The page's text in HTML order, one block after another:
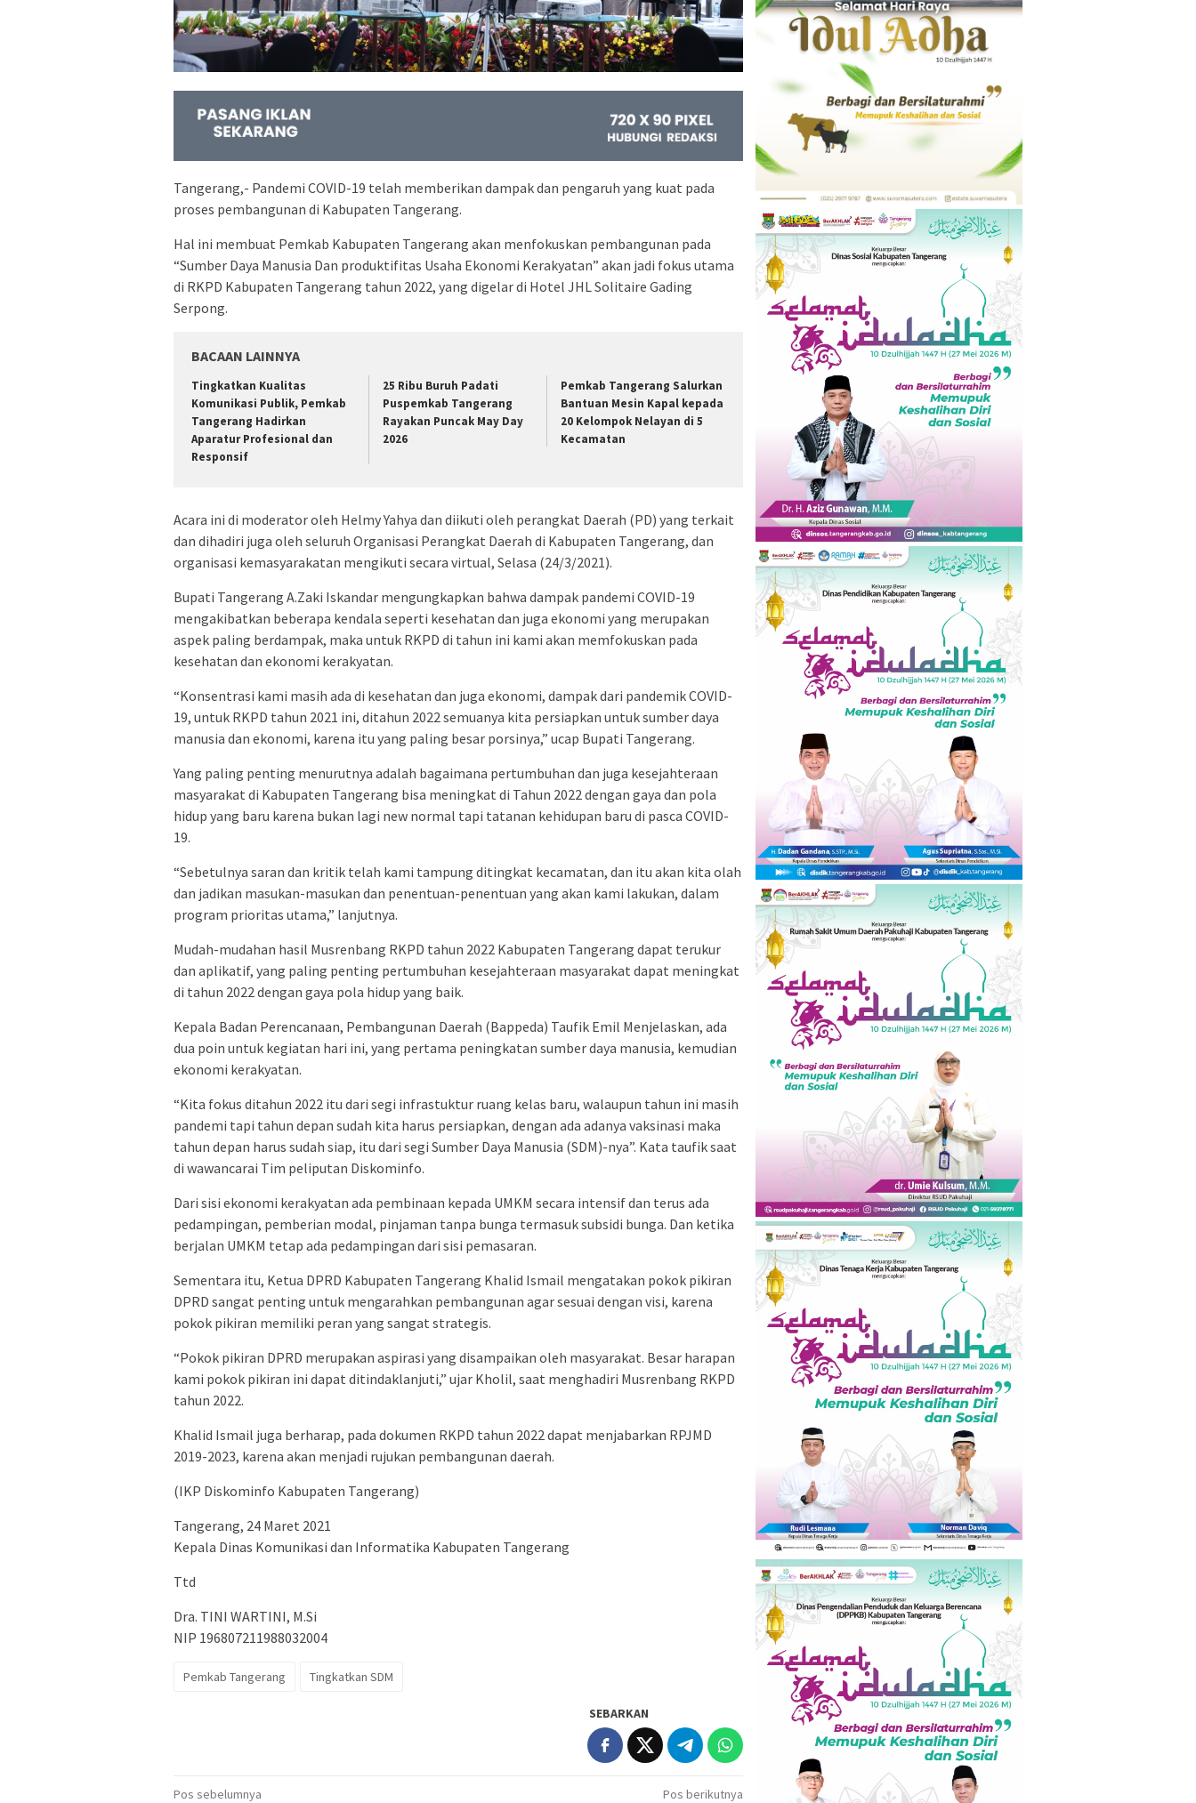
Tangerang,- Pandemi COVID-19 telah memberikan dampak dan pengaruh yang kuat pada
proses pembangunan di Kabupaten Tangerang.
Hal ini membuat Pemkab Kabupaten Tangerang akan menfokuskan pembangunan pada
“Sumber Daya Manusia Dan produktifitas Usaha Ekonomi Kerakyatan” akan jadi fokus utama
di RKPD Kabupaten Tangerang tahun 2022, yang digelar di Hotel JHL Solitaire Gading
Serpong.
BACAAN LAINNYA
Tingkatkan Kualitas
Komunikasi Publik, Pemkab
Tangerang Hadirkan
Aparatur Profesional dan
Responsif
25 Ribu Buruh Padati
Puspemkab Tangerang
Rayakan Puncak May Day
2026
Pemkab Tangerang Salurkan
Bantuan Mesin Kapal kepada
20 Kelompok Nelayan di 5
Kecamatan
Acara ini di moderator oleh Helmy Yahya dan diikuti oleh perangkat Daerah (PD) yang terkait
dan dihadiri juga oleh seluruh Organisasi Perangkat Daerah di Kabupaten Tangerang, dan
organisasi kemasyarakatan mengikuti secara virtual, Selasa (24/3/2021).
Bupati Tangerang A.Zaki Iskandar mengungkapkan bahwa dampak pandemi COVID-19
mengakibatkan beberapa kendala seperti kesehatan dan juga ekonomi yang merupakan
aspek paling berdampak, maka untuk RKPD di tahun ini kami akan memfokuskan pada
kesehatan dan ekonomi kerakyatan.
“Konsentrasi kami masih ada di kesehatan dan juga ekonomi, dampak dari pandemik COVID-
19, untuk RKPD tahun 2021 ini, ditahun 2022 semuanya kita persiapkan untuk sumber daya
manusia dan ekonomi, karena itu yang paling besar porsinya,” ucap Bupati Tangerang.
Yang paling penting menurutnya adalah bagaimana pertumbuhan dan juga kesejahteraan
masyarakat di Kabupaten Tangerang bisa meningkat di Tahun 2022 dengan gaya dan pola
hidup yang baru karena bukan lagi new normal tapi tatanan kehidupan baru di pasca COVID-
19.
“Sebetulnya saran dan kritik telah kami tampung ditingkat kecamatan, dan itu akan kita olah
dan jadikan masukan-masukan dan penentuan-penentuan yang akan kami lakukan, dalam
program prioritas utama,” lanjutnya.
Mudah-mudahan hasil Musrenbang RKPD tahun 2022 Kabupaten Tangerang dapat terukur
dan aplikatif, yang paling penting pertumbuhan kesejahteraan masyarakat dapat meningkat
di tahun 2022 dengan gaya pola hidup yang baik.
Kepala Badan Perencanaan, Pembangunan Daerah (Bappeda) Taufik Emil Menjelaskan, ada
dua poin untuk kegiatan hari ini, yang pertama peningkatan sumber daya manusia, kemudian
ekonomi kerakyatan.
“Kita fokus ditahun 2022 itu dari segi infrastuktur ruang kelas baru, walaupun tahun ini masih
pandemi tapi tahun depan sudah kita harus persiapkan, dengan ada adanya vaksinasi maka
tahun depan harus sudah siap, itu dari segi Sumber Daya Manusia (SDM)-nya”. Kata taufik saat
di wawancarai Tim peliputan Diskominfo.
Dari sisi ekonomi kerakyatan ada pembinaan kepada UMKM secara intensif dan terus ada
pedampingan, pemberian modal, pinjaman tanpa bunga termasuk subsidi bunga. Dan ketika
berjalan UMKM tetap ada pedampingan dari sisi pemasaran.
Sementara itu, Ketua DPRD Kabupaten Tangerang Khalid Ismail mengatakan pokok pikiran
DPRD sangat penting untuk mengarahkan pembangunan agar sesuai dengan visi, karena
pokok pikiran memiliki peran yang sangat strategis.
“Pokok pikiran DPRD merupakan aspirasi yang disampaikan oleh masyarakat. Besar harapan
kami pokok pikiran ini dapat ditindaklanjuti,” ujar Kholil, saat menghadiri Musrenbang RKPD
tahun 2022.
Khalid Ismail juga berharap, pada dokumen RKPD tahun 2022 dapat menjabarkan RPJMD
2019-2023, karena akan menjadi rujukan pembangunan daerah.
(IKP Diskominfo Kabupaten Tangerang)
Tangerang, 24 Maret 2021
Kepala Dinas Komunikasi dan Informatika Kabupaten Tangerang
Ttd
Dra. TINI WARTINI, M.Si
NIP 196807211988032004
Pemkab Tangerang Tingkatkan SDM
SEBARKAN
Pos sebelumnya Pos berikutnya